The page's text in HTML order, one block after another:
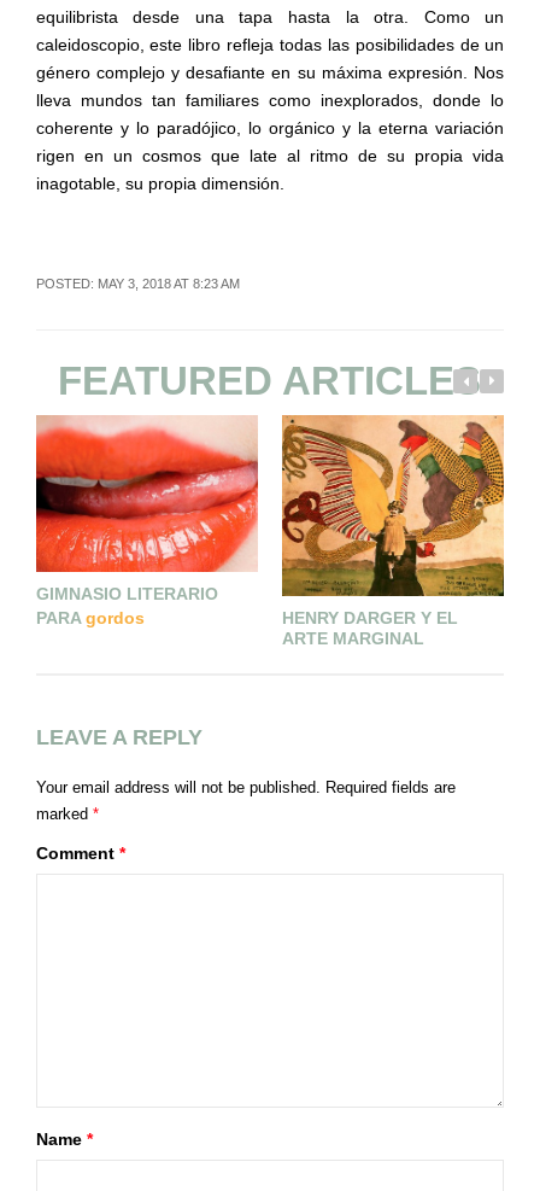
equilibrista desde una tapa hasta la otra. Como un
caleidoscopio, este libro refleja todas las posibilidades de un
género complejo y desafiante en su máxima expresión. Nos
lleva mundos tan familiares como inexplorados, donde lo
coherente y lo paradójico, lo orgánico y la eterna variación
rigen en un cosmos que late al ritmo de su propia vida
inagotable, su propia dimensión.
POSTED: MAY 3, 2018 AT 8:23 AM
FEATURED ARTICLES
GIMNASIO LITERARIO
PARA gordos
HENRY DARGER Y EL
ARTE MARGINAL
LEAVE A REPLY
Your email address will not be published.
Required fields are
marked *
Comment *
Name *